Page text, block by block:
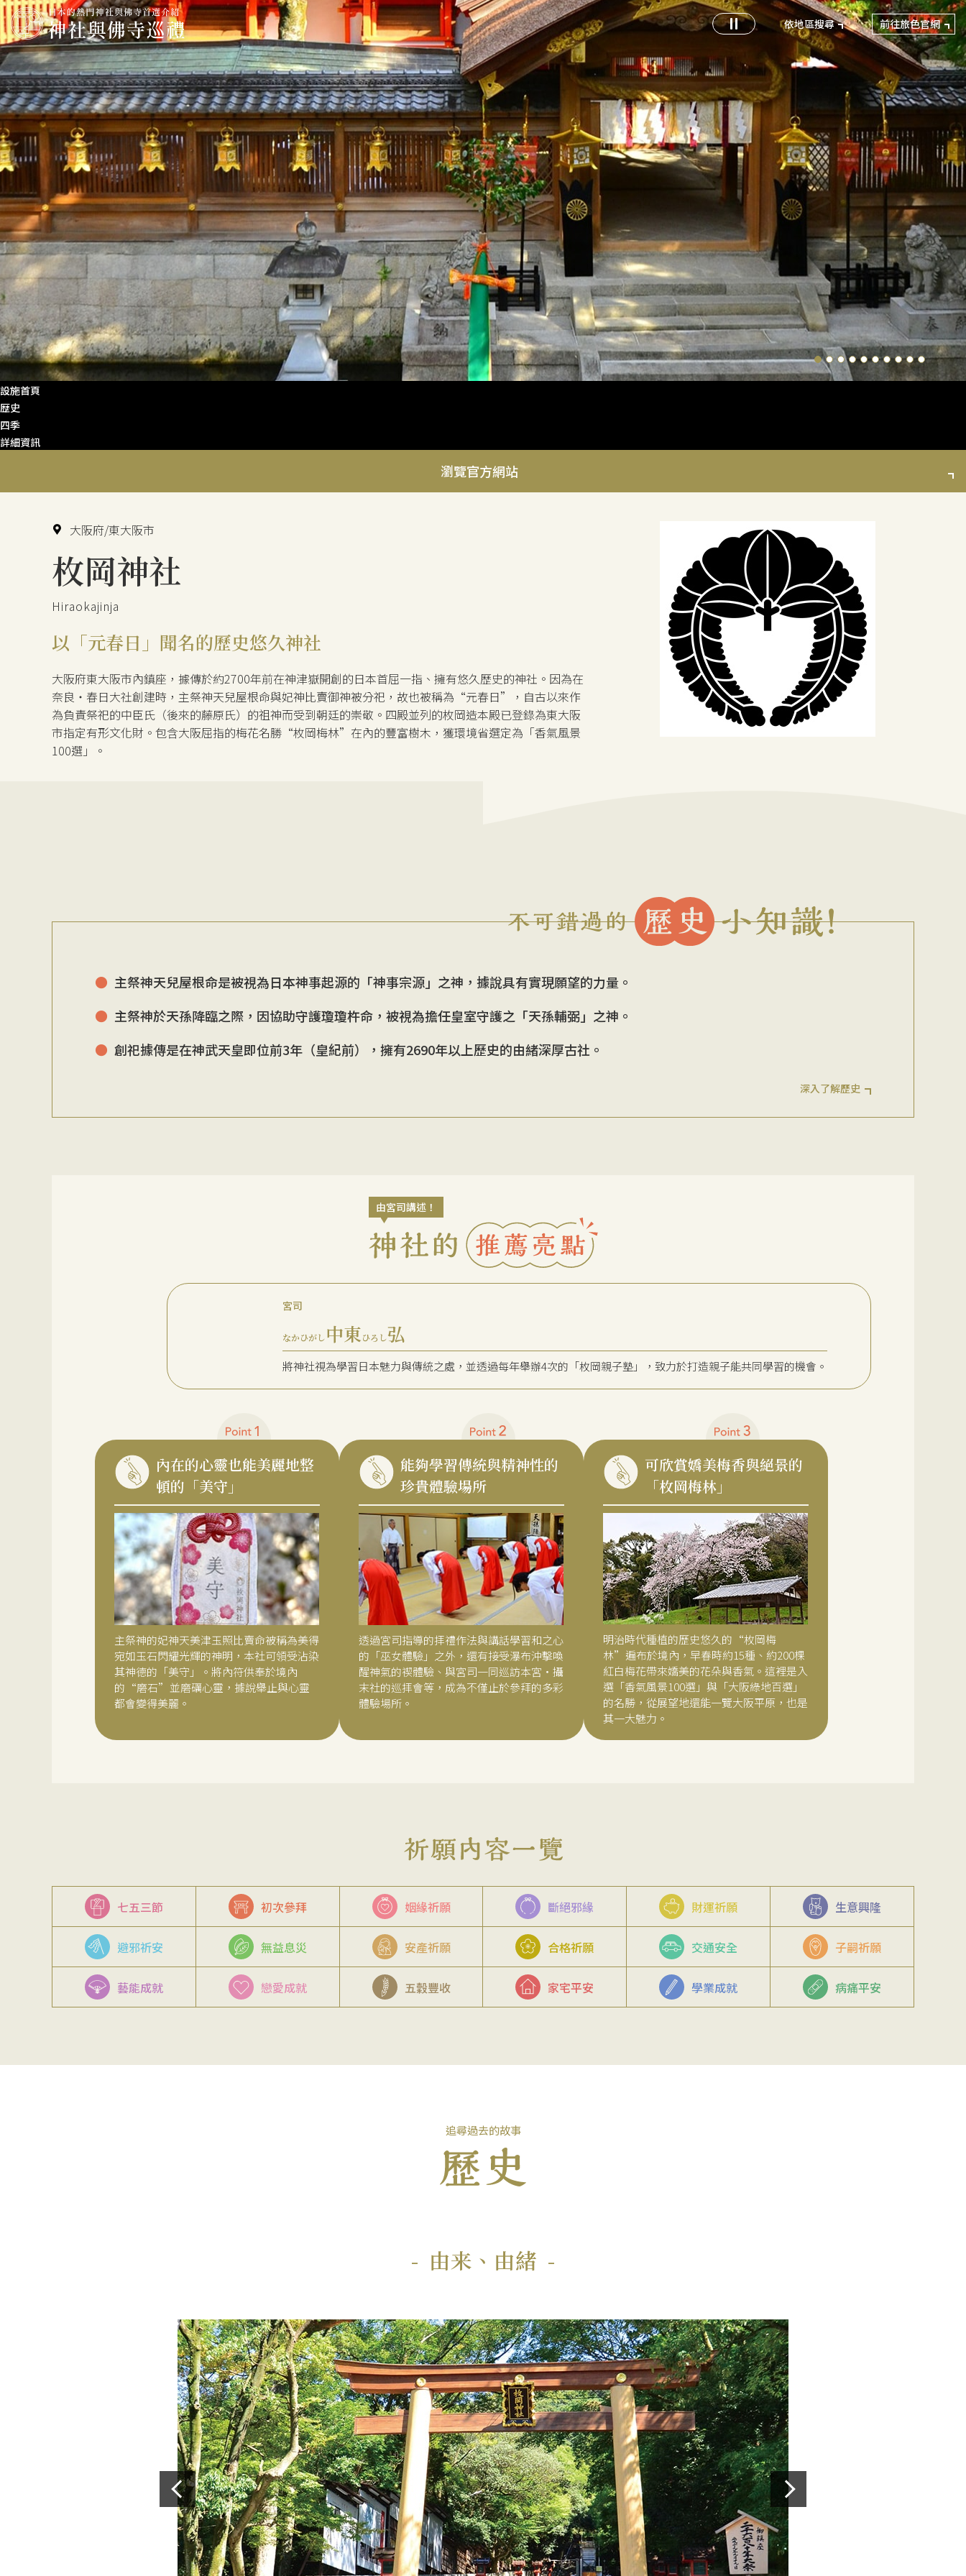
依地區搜尋 前往旅色官網
設施首頁
歴史
四季
詳細資訊
瀏覽官方網站
大阪府/東大阪市
枚岡神社
Hiraokajinja
以「元春日」聞名的歷史悠久神社
大阪府東大阪市內鎮座，據傳於約2700年前在神津嶽開創的日本首屈一指、擁有悠久歷史的神社。因為在
奈良・春日大社創建時，主祭神天兒屋根命與妃神比賣御神被分祀，故也被稱為“元春日”，自古以來作
為負責祭祀的中臣氏（後來的藤原氏）的祖神而受到朝廷的崇敬。四殿並列的枚岡造本殿已登錄為東大阪
市指定有形文化財。包含大阪屈指的梅花名勝“枚岡梅林”在內的豐富樹木，獲環境省選定為「香氣風景
100選」。
主祭神天兒屋根命是被視為日本神事起源的「神事宗源」之神，據說具有實現願望的力量。
主祭神於天孫降臨之際，因協助守護瓊瓊杵命，被視為擔任皇室守護之「天孫輔弼」之神。
創祀據傳是在神武天皇即位前3年（皇紀前），擁有2690年以上歷史的由緒深厚古社。
深入了解歷史
由宮司講述！
宮司
なかひがし中東ひろし弘
將神社視為學習日本魅力與傳統之處，並透過每年舉辦4次的「枚岡親子塾」，致力於打造親子能共同學習的機會。
內在的心靈也能美麗地整
頓的「美守」
主祭神的妃神天美津玉照比賣命被稱為美得
宛如玉石閃耀光輝的神明，本社可領受沾染
其神德的「美守」。將內符供奉於境內
的“磨石”並磨礪心靈，據說舉止與心靈
都會變得美麗。
能夠學習傳統與精神性的
珍貴體驗場所
透過宮司指導的拝禮作法與講話學習和之心
的「巫女體驗」之外，還有接受瀑布沖擊喚
醒神氣的禊體驗、與宮司一同巡訪本宮・攝
末社的巡拝會等，成為不僅止於參拜的多彩
體驗場所。
可欣賞嬌美梅香與絕景的
「枚岡梅林」
明治時代種植的歷史悠久的“枚岡梅
林”遍布於境內，早春時約15種、約200棵
紅白梅花帶來嬌美的花朵與香氣。這裡是入
選「香氣風景100選」與「大阪綠地百選」
的名勝，從展望地還能一覽大阪平原，也是
其一大魅力。
七五三節 初次參拜 姻緣祈願 斷絕邪緣 財運祈願 生意興隆
避邪祈安 無益息災 安產祈願 合格祈願 交通安全 子嗣祈願
藝能成就 戀愛成就 五穀豐收 家宅平安 學業成就 病痛平安
追尋過去的故事
由来、由緒